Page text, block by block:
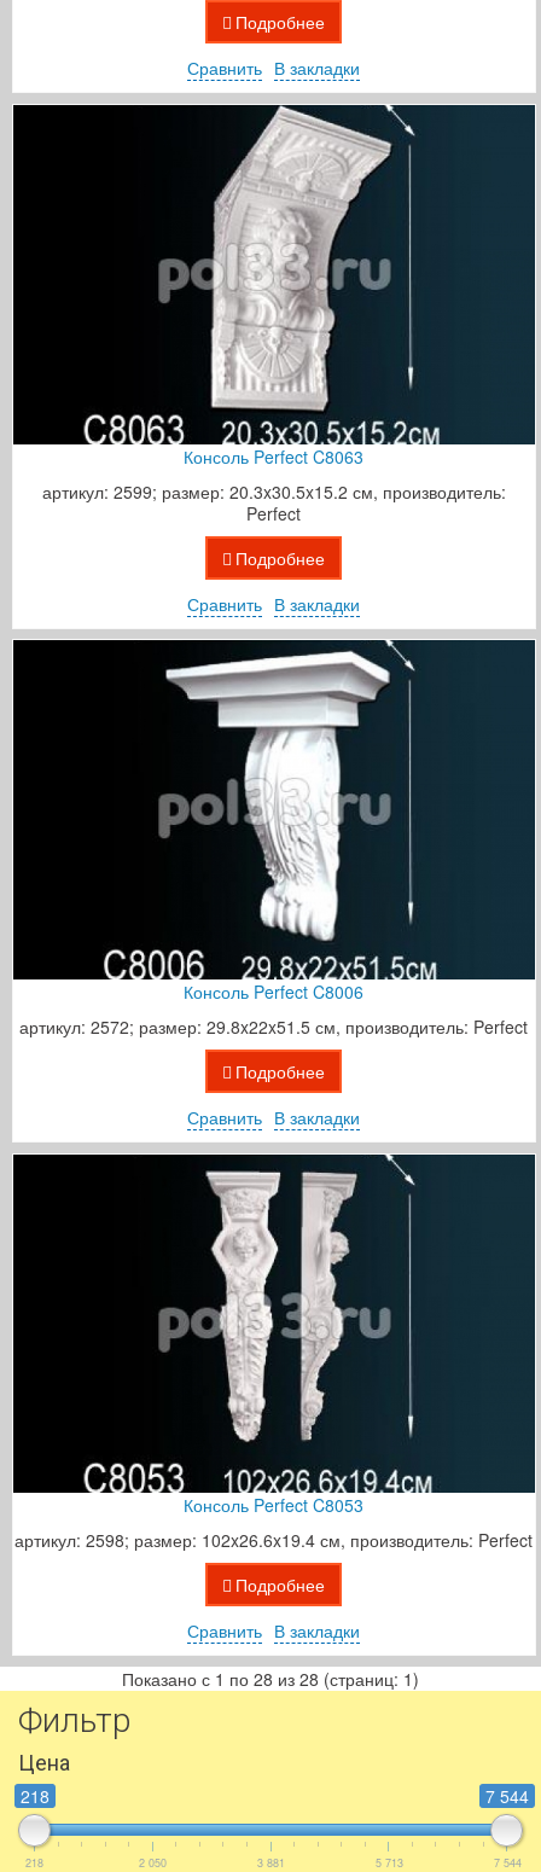
Подробнее
Сравнить В закладки
Консоль Perfect C8063
артикул: 2599; размер: 20.3x30.5x15.2 см, производитель:
Perfect
Подробнее
Сравнить В закладки
Консоль Perfect C8006
артикул: 2572; размер: 29.8x22x51.5 см, производитель: Perfect
Подробнее
Сравнить В закладки
Консоль Perfect C8053
артикул: 2598; размер: 102x26.6x19.4 см, производитель: Perfect
Подробнее
Сравнить В закладки
Показано с 1 по 28 из 28 (страниц: 1)
Фильтр
Цена
218 7 544
218 2 050 3 881 5 713 7 544